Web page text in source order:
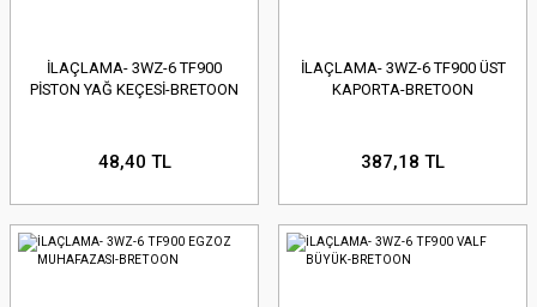
İLAÇLAMA- 3WZ-6 TF900
PİSTON YAĞ KEÇESİ-BRETOON
48,40 TL
İLAÇLAMA- 3WZ-6 TF900 ÜST
KAPORTA-BRETOON
387,18 TL